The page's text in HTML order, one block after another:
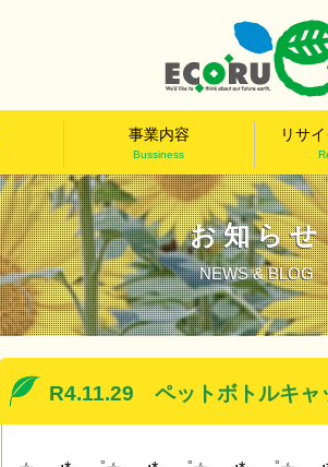
事業内容
Bussiness
リサ
お知らせ
NEWS & BLOG
R4.11.29 ペットボトルキャ